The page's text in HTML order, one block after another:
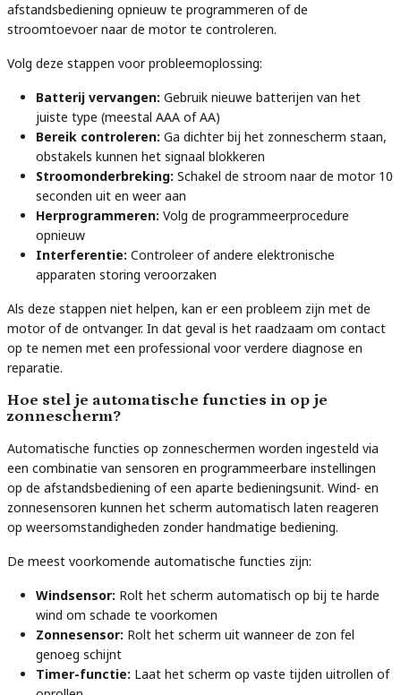
afstandsbediening opnieuw te programmeren of de
stroomtoevoer naar de motor te controleren.
Volg deze stappen voor probleemoplossing:
Batterij vervangen: Gebruik nieuwe batterijen van het
juiste type (meestal AAA of AA)
Bereik controleren: Ga dichter bij het zonnescherm staan,
obstakels kunnen het signaal blokkeren
Stroomonderbreking: Schakel de stroom naar de motor 10
seconden uit en weer aan
Herprogrammeren: Volg de programmeerprocedure
opnieuw
Interferentie: Controleer of andere elektronische
apparaten storing veroorzaken
Als deze stappen niet helpen, kan er een probleem zijn met de
motor of de ontvanger. In dat geval is het raadzaam om contact
op te nemen met een professional voor verdere diagnose en
reparatie.
Hoe stel je automatische functies in op je
zonnescherm?
Automatische functies op zonneschermen worden ingesteld via
een combinatie van sensoren en programmeerbare instellingen
op de afstandsbediening of een aparte bedieningsunit. Wind- en
zonnesensoren kunnen het scherm automatisch laten reageren
op weersomstandigheden zonder handmatige bediening.
De meest voorkomende automatische functies zijn:
Windsensor: Rolt het scherm automatisch op bij te harde
wind om schade te voorkomen
Zonnesensor: Rolt het scherm uit wanneer de zon fel
genoeg schijnt
Timer-functie: Laat het scherm op vaste tijden uitrollen of